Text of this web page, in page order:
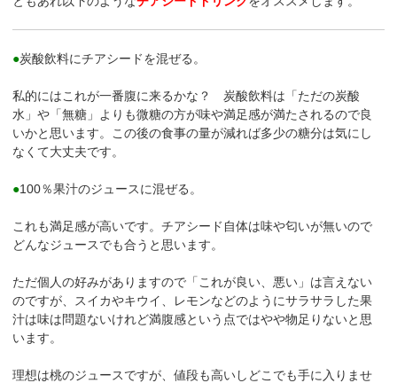
●炭酸飲料にチアシードを混ぜる。
私的にはこれが一番腹に来るかな？ 炭酸飲料は「ただの炭酸
水」や「無糖」よりも微糖の方が味や満足感が満たされるので良
いかと思います。この後の食事の量が減れば多少の糖分は気にし
なくて大丈夫です。
●100％果汁のジュースに混ぜる。
これも満足感が高いです。チアシード自体は味や匂いが無いので
どんなジュースでも合うと思います。
ただ個人の好みがありますので「これが良い、悪い」は言えない
のですが、スイカやキウイ、レモンなどのようにサラサラした果
汁は味は問題ないけれど満腹感という点ではやや物足りないと思
います。
理想は桃のジュースですが、値段も高いしどこでも手に入りませ